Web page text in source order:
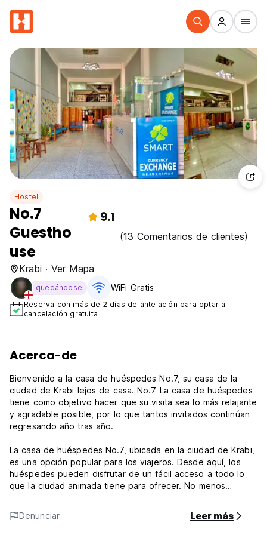
Hostel
No.7
Guestho
use
9.1
(13 Comentarios de clientes)
Krabi · Ver Mapa
quedándose WiFi Gratis
Reserva con más de 2 días de antelación para optar a
cancelación gratuita
Acerca-de
Bienvenido a la casa de huéspedes No.7, su casa de la
ciudad de Krabi lejos de casa. No.7 La casa de huéspedes
tiene como objetivo hacer que su visita sea lo más relajante
y agradable posible, por lo que tantos invitados continúan
regresando año tras año.
La casa de huéspedes No.7, ubicada en la ciudad de Krabi,
es una opción popular para los viajeros. Desde aquí, los
huéspedes pueden disfrutar de un fácil acceso a todo lo
que la ciudad animada tiene para ofrecer. No menos
atracciones y puntos de referencia de la ciudad, como
Krabi Town Signal (1.5 millas) y esculturas increíbles en la
Denunciar Leer más